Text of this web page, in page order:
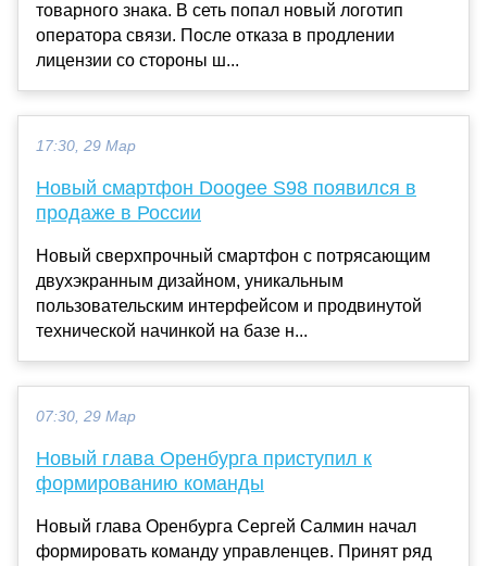
товарного знака. В сеть попал новый логотип
оператора связи. После отказа в продлении
лицензии со стороны ш...
17:30, 29 Мар
Новый смартфон Doogee S98 появился в
продаже в России
Новый сверхпрочный смартфон с потрясающим
двухэкранным дизайном, уникальным
пользовательским интерфейсом и продвинутой
технической начинкой на базе н...
07:30, 29 Мар
Новый глава Оренбурга приступил к
формированию команды
Новый глава Оренбурга Сергей Салмин начал
формировать команду управленцев. Принят ряд